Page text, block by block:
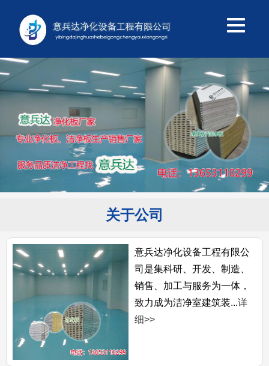
关于公司
意兵达净化设备工程有限公
司是集科研、开发、制造、
销售、加工与服务为一体，
致力成为洁净室建筑装...详
细>>